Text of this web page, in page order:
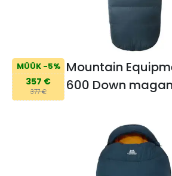
MÜÜK -5%
357 €
377 €
Mountain
600 Down